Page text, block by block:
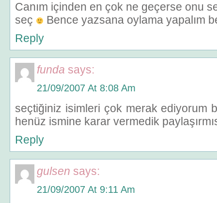
Canım içinden en çok ne geçerse onu
seç
Bence yazsana oylama yapalım
Reply
funda says:
21/09/2007 At 8:08 Am
seçtiğiniz isimleri çok merak ediyorum
henüz ismine karar vermedik
Reply
gulsen says:
21/09/2007 At 9:11 Am